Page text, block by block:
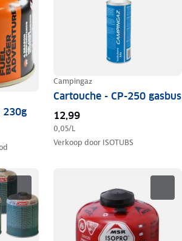
230g
Campingaz
Cartouche - CP-250 gasbus
12,99
0,05/L
Verkoop door ISOTUBS